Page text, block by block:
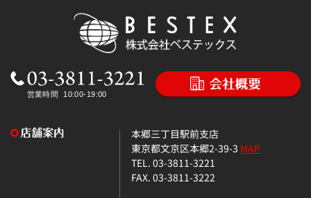
本郷三丁目駅前支店
東京都文京区本郷2-39-3 MAP
TEL. 03-3811-3221
FAX. 03-3811-3222